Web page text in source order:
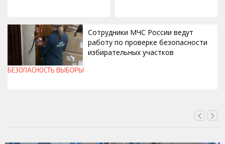
Сотрудники МЧС России ведут
работу по проверке безопасности
избирательных участков
БЕЗОПАСНОСТЬ ВЫБОРЫ